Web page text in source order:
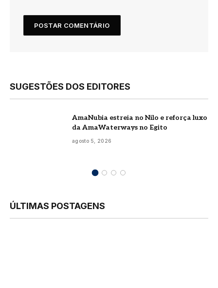
SUGESTÕES DOS EDITORES
AmaNubia estreia no Nilo e reforça luxo
da AmaWaterways no Egito
agosto 5, 2026
ÚLTIMAS POSTAGENS